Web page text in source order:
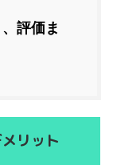
評価ま
リット